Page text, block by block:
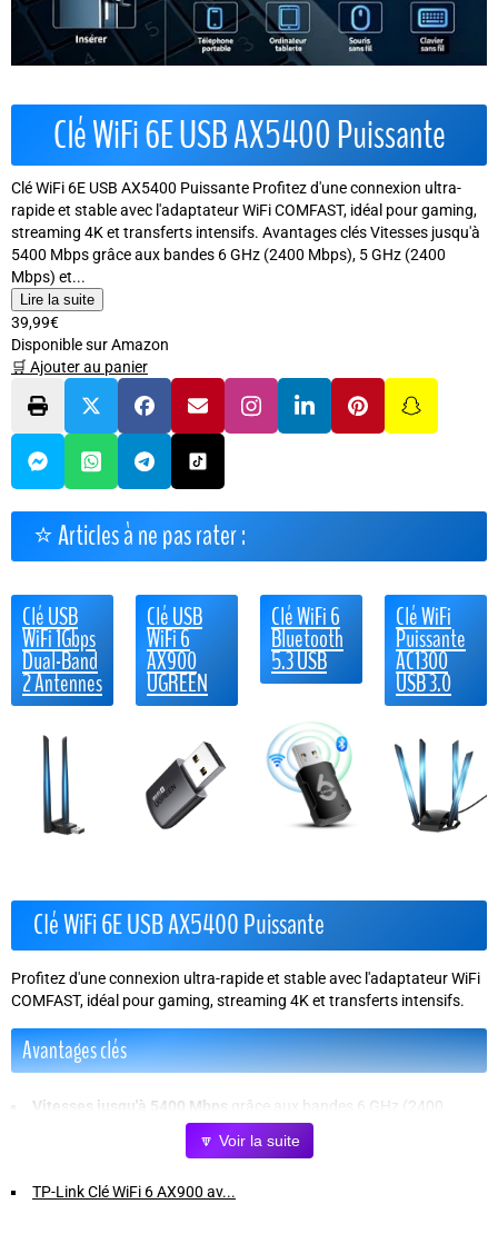
Clé WiFi 6E USB AX5400 Puissante
Clé WiFi 6E USB AX5400 Puissante Profitez d'une connexion ultra-
rapide et stable avec l'adaptateur WiFi COMFAST, idéal pour gaming,
streaming 4K et transferts intensifs. Avantages clés Vitesses jusqu'à
5400 Mbps grâce aux bandes 6 GHz (2400 Mbps), 5 GHz (2400
Mbps) et...
Lire la suite
39,99€
Disponible sur Amazon
🛒 Ajouter au panier
⭐ Articles à ne pas rater :
Clé USB
WiFi 1Gbps
Dual-Band
2 Antennes
Clé USB
WiFi 6
AX900
UGREEN
Clé WiFi 6
Bluetooth
5.3 USB
Clé WiFi
Puissante
AC1300
USB 3.0
Clé WiFi 6E USB AX5400 Puissante
Profitez d'une connexion ultra-rapide et stable avec l'adaptateur WiFi
COMFAST, idéal pour gaming, streaming 4K et transferts intensifs.
Avantages clés
Vitesses jusqu'à 5400 Mbps grâce aux bandes 6 GHz (2400
Mbps), 5 GHz (2400 Mbps) et 2,4 GHz (574 Mbps), pour une fluidité
en évitant la congestion du réseau.
🔽 Voir la suite
TP-Link Clé WiFi 6 AX900 av...